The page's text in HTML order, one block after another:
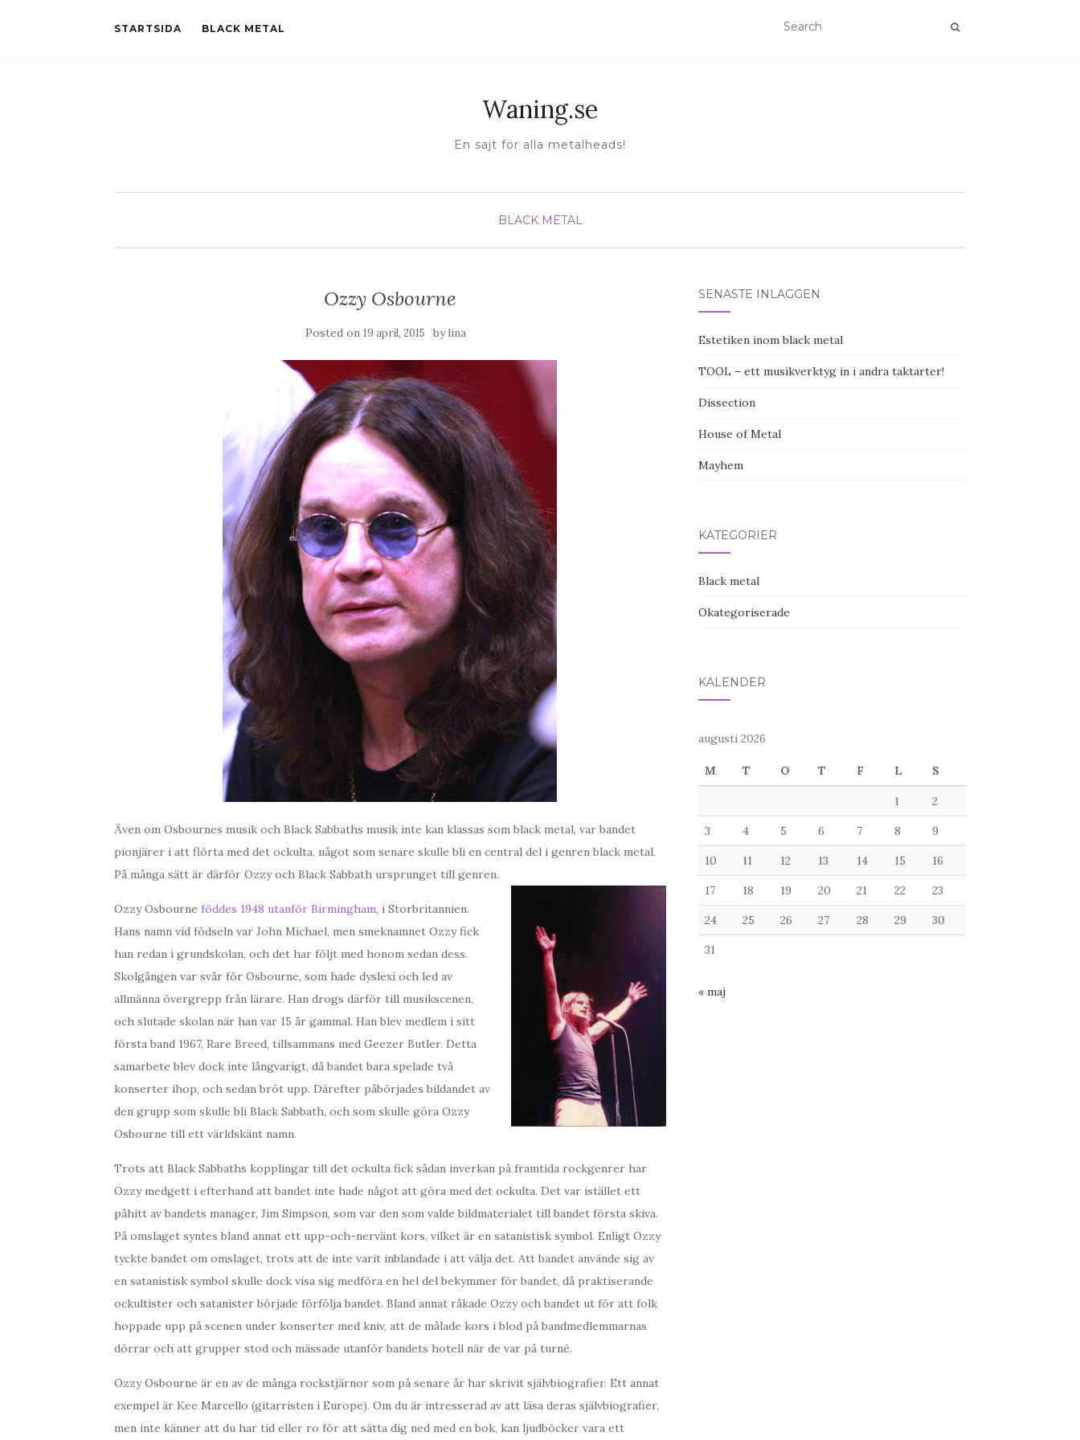
STARTSIDA BLACK METAL
Waning.se
En sajt för alla metalheads!
BLACK METAL
Ozzy Osbourne
Posted on19 april, 2015 bylina
Även om Osbournes musik och Black Sabbaths musik inte kan klassas som black metal, var bandet
pionjärer i att flörta med det ockulta, något som senare skulle bli en central del i genren black metal.
På många sätt är därför Ozzy och Black Sabbath ursprunget till genren.
Ozzy Osbourne föddes 1948 utanför Birmingham, i Storbritannien.
Hans namn vid födseln var John Michael, men smeknamnet Ozzy fick
han redan i grundskolan, och det har följt med honom sedan dess.
Skolgången var svår för Osbourne, som hade dyslexi och led av
allmänna övergrepp från lärare. Han drogs därför till musikscenen,
och slutade skolan när han var 15 år gammal. Han blev medlem i sitt
första band 1967, Rare Breed, tillsammans med Geezer Butler. Detta
samarbete blev dock inte långvarigt, då bandet bara spelade två
konserter ihop, och sedan bröt upp. Därefter påbörjades bildandet av
den grupp som skulle bli Black Sabbath, och som skulle göra Ozzy
Osbourne till ett världskänt namn.
Trots att Black Sabbaths kopplingar till det ockulta fick sådan inverkan på framtida rockgenrer har
Ozzy medgett i efterhand att bandet inte hade något att göra med det ockulta. Det var istället ett
påhitt av bandets manager, Jim Simpson, som var den som valde bildmaterialet till bandet första skiva.
På omslaget syntes bland annat ett upp-och-nervänt kors, vilket är en satanistisk symbol. Enligt Ozzy
tyckte bandet om omslaget, trots att de inte varit inblandade i att välja det. Att bandet använde sig av
en satanistisk symbol skulle dock visa sig medföra en hel del bekymmer för bandet, då praktiserande
ockultister och satanister började förfölja bandet. Bland annat råkade Ozzy och bandet ut för att folk
hoppade upp på scenen under konserter med kniv, att de målade kors i blod på bandmedlemmarnas
dörrar och att grupper stod och mässade utanför bandets hotell när de var på turné.
Ozzy Osbourne är en av de många rockstjärnor som på senare år har skrivit självbiografier. Ett annat
exempel är Kee Marcello (gitarristen i Europe). Om du är intresserad av att läsa deras självbiografier,
men inte känner att du har tid eller ro för att sätta dig ned med en bok, kan ljudböcker vara ett
SENASTE INLÄGGEN
Estetiken inom black metal
TOOL – ett musikverktyg in i andra taktarter!
Dissection
House of Metal
Mayhem
KATEGORIER
Black metal
Okategoriserade
KALENDER
augusti 2026
M T O T F L S
1 2
3 4 5 6 7 8 9
10 11 12 13 14 15 16
17 18 19 20 21 22 23
24 25 26 27 28 29 30
31
« maj